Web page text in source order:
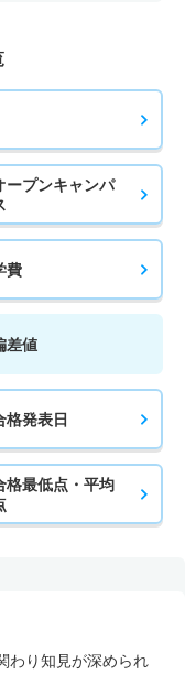
ープンキャンパ
費
差値
格発表日
格最低点・平均
わり知見が深められ